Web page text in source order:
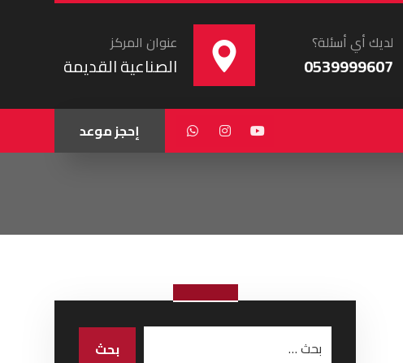
عنوان المركز
الصناعية القديمة
لديك أي أسئلة؟
0539999607
إحجز موعد